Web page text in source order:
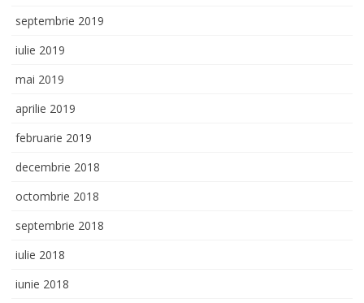
septembrie 2019
iulie 2019
mai 2019
aprilie 2019
februarie 2019
decembrie 2018
octombrie 2018
septembrie 2018
iulie 2018
iunie 2018